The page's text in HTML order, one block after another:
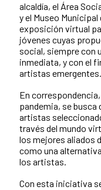
alcaldía, el Área
y el Museo
exposición virtual
jóvenes cuyas
social, siempre con
inmediata, y con el
artistas emergentes.
En
pandemia, se busca
artistas
través del mundo
los mejores aliados
como una
los artistas.
Con esta iniciativa